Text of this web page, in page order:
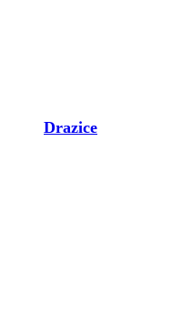
Drazice